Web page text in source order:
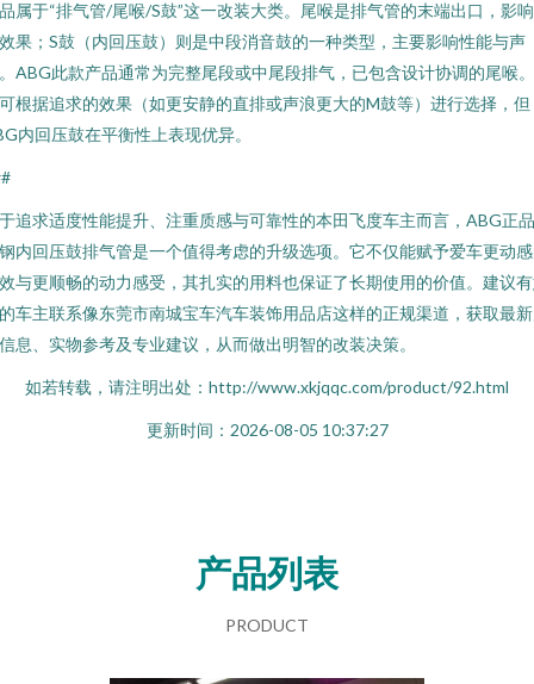
属于“排气管/尾喉/S鼓”这一改装大类。尾喉是排气管的末端出口，影
果；S鼓（内回压鼓）则是中段消音鼓的一种类型，主要影响性能与声
ABG此款产品通常为完整尾段或中尾段排气，已包含设计协调的尾喉
根据追求的效果（如更安静的直排或声浪更大的M鼓等）进行选择，但
内回压鼓在平衡性上表现优异。
追求适度性能提升、注重质感与可靠性的本田飞度车主而言，ABG正
内回压鼓排气管是一个值得考虑的升级选项。它不仅能赋予爱车更动
与更顺畅的动力感受，其扎实的用料也保证了长期使用的价值。建议
车主联系像东莞市南城宝车汽车装饰用品店这样的正规渠道，获取最
息、实物参考及专业建议，从而做出明智的改装决策。
如若转载，请注明出处：http://www.xkjqqc.com/product/92.html
更新时间：2026-08-05 10:37:27
产品列表
PRODUCT